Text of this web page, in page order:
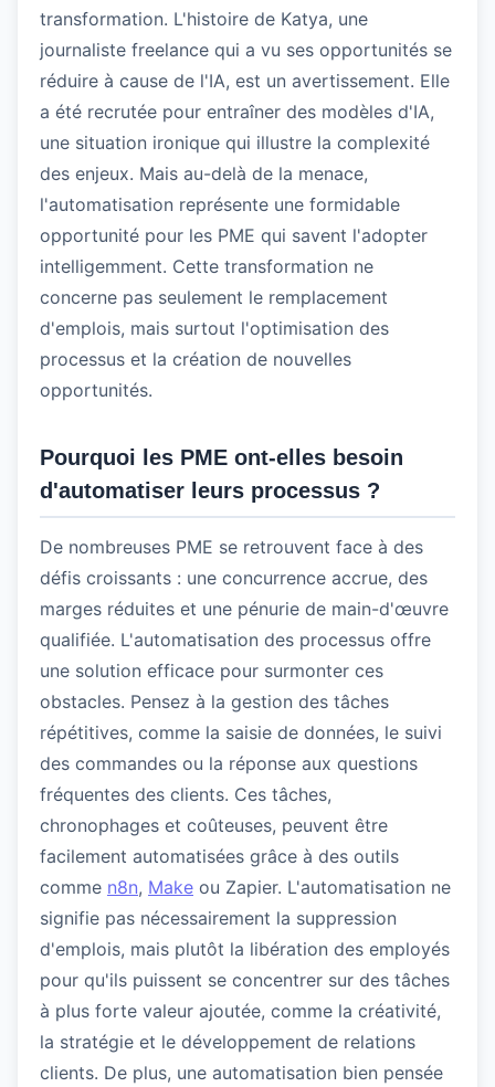
transformation. L'histoire de Katya, une
journaliste freelance qui a vu ses opportunités se
réduire à cause de l'IA, est un avertissement. Elle
a été recrutée pour entraîner des modèles d'IA,
une situation ironique qui illustre la complexité
des enjeux. Mais au-delà de la menace,
l'automatisation représente une formidable
opportunité pour les PME qui savent l'adopter
intelligemment. Cette transformation ne
concerne pas seulement le remplacement
d'emplois, mais surtout l'optimisation des
processus et la création de nouvelles
opportunités.
Pourquoi les PME ont-elles besoin
d'automatiser leurs processus ?
De nombreuses PME se retrouvent face à des
défis croissants : une concurrence accrue, des
marges réduites et une pénurie de main-d'œuvre
qualifiée. L'automatisation des processus offre
une solution efficace pour surmonter ces
obstacles. Pensez à la gestion des tâches
répétitives, comme la saisie de données, le suivi
des commandes ou la réponse aux questions
fréquentes des clients. Ces tâches,
chronophages et coûteuses, peuvent être
facilement automatisées grâce à des outils
comme n8n, Make ou Zapier. L'automatisation ne
signifie pas nécessairement la suppression
d'emplois, mais plutôt la libération des employés
pour qu'ils puissent se concentrer sur des tâches
à plus forte valeur ajoutée, comme la créativité,
la stratégie et le développement de relations
clients. De plus, une automatisation bien pensée